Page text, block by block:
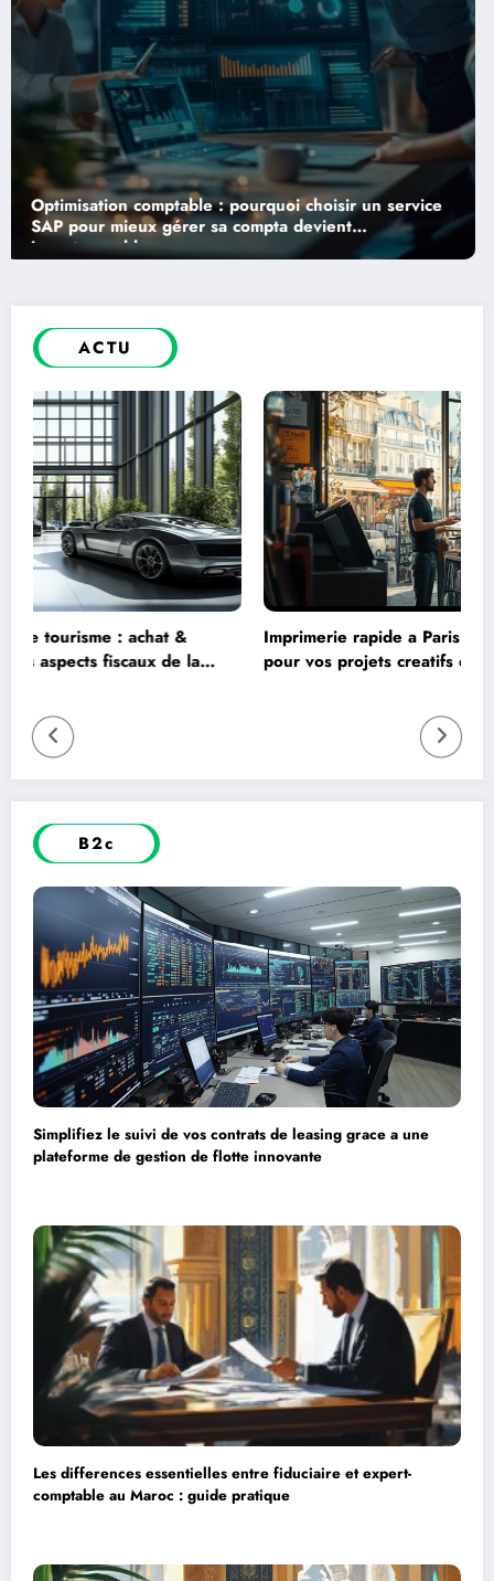
Comment booster la croissance de votre entreprise
avec un service de vérification par téléphone
ACTU
Imprimerie rapide a Paris : Les solutions sur mesure
pour vos projets creatifs en PAO
B2c
Simplifiez le suivi de vos contrats de leasing grace a une
plateforme de gestion de flotte innovante
Les differences essentielles entre fiduciaire et expert-
comptable au Maroc : guide pratique